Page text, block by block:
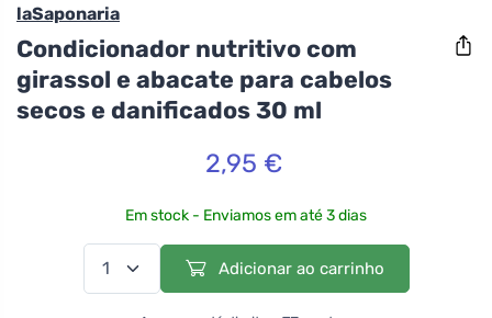
laSaponaria
Condicionador nutritivo com
girassol e abacate para cabelos
secos e danificados 30 ml
2,95 €
Em stock - Enviamos em até 3 dias
Adicionar ao carrinho